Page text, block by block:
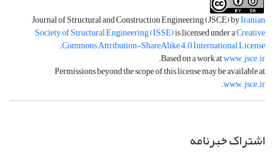
Journal of Structural and Construction Engineering (JSCE) byIranian
Society of Structural Engineering (ISSE)is licensed under aCreative
Commons Attribution-ShareAlike 4.0 International License
.
Based on a work atwww.jsce.ir
.
Permissions beyond the scope of this license may be available at
www.jsce.ir
.
اشتراک خبرنامه